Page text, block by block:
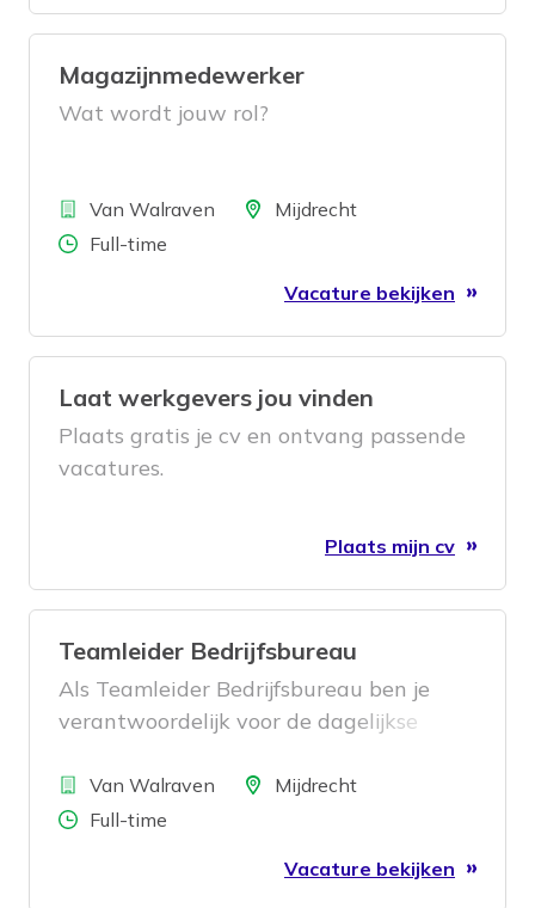
Magazijnmedewerker
Wat wordt jouw rol?
BedrijfVan Walraven LocatieMijdrecht
Aantal uren
Full-time
Vacature bekijken
Laat werkgevers jou vinden
Plaats gratis je cv en ontvang passende
vacatures.
Plaats mijn cv
Teamleider Bedrijfsbureau
Als Teamleider Bedrijfsbureau ben je
verantwoordelijk voor de dagelijkse
magazijnbeheer. Je zorgt ervoor dat de
voorraadadministratie klopt, processen
verbeterinitiatieven succesvol worden
BedrijfVan Walraven LocatieMijdrecht
Aantal uren
Full-time
Vacature bekijken